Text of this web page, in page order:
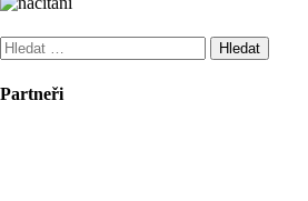
Vyhledávání
Partneři